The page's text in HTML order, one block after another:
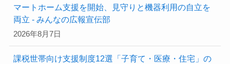
マートホーム支援を開始、見守りと機器利用の自立を
両立 - みんなの広報宣伝部
2026年8月7日
課税世帯向け支援制度12選「子育て・医療・住宅」の